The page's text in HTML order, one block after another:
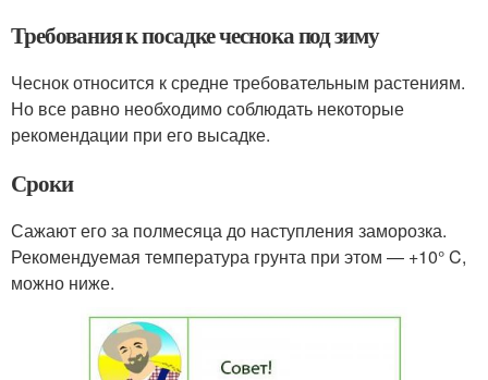
Требования к посадке чеснока под зиму
Чеснок относится к средне требовательным растениям.
Но все равно необходимо соблюдать некоторые
рекомендации при его высадке.
Сроки
Сажают его за полмесяца до наступления заморозка.
Рекомендуемая температура грунта при этом — +10° C,
можно ниже.